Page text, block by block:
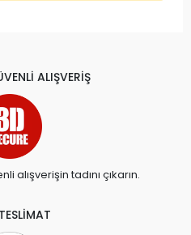
ALIŞVERİŞ
alışverişin tadını çıkarın.